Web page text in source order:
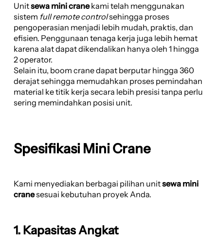
Unitsewa mini cranekami telah menggunakan
sistem full remote controlsehingga proses
pengoperasian menjadi lebih mudah, praktis, dan
efisien. Penggunaan tenaga kerja juga lebih hemat
karena alat dapat dikendalikan hanya oleh 1 hingga
2 operator.
Selain itu, boom crane dapat berputar hingga 360
derajat sehingga memudahkan proses pemindahan
material ke titik kerja secara lebih presisi tanpa perlu
sering memindahkan posisi unit.
Spesifikasi Mini Crane
Kami menyediakan berbagai pilihan unitsewa mini
cranesesuai kebutuhan proyek Anda.
1. Kapasitas Angkat